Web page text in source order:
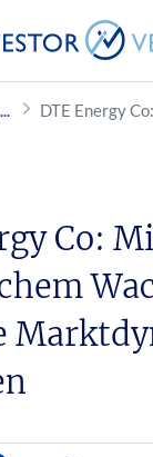
DTE Energy
Co: